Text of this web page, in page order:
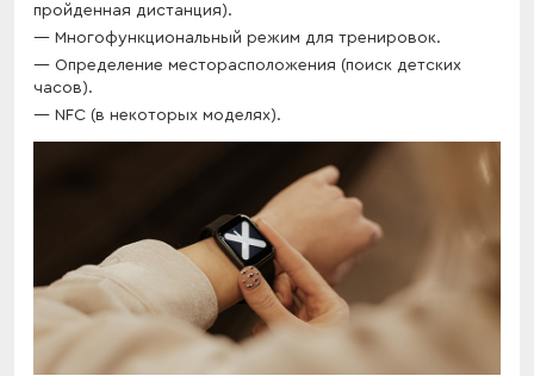
пройденная дистанция).
Многофункциональный режим для тренировок.
Определение месторасположения (поиск детских
часов).
NFC (в некоторых моделях).